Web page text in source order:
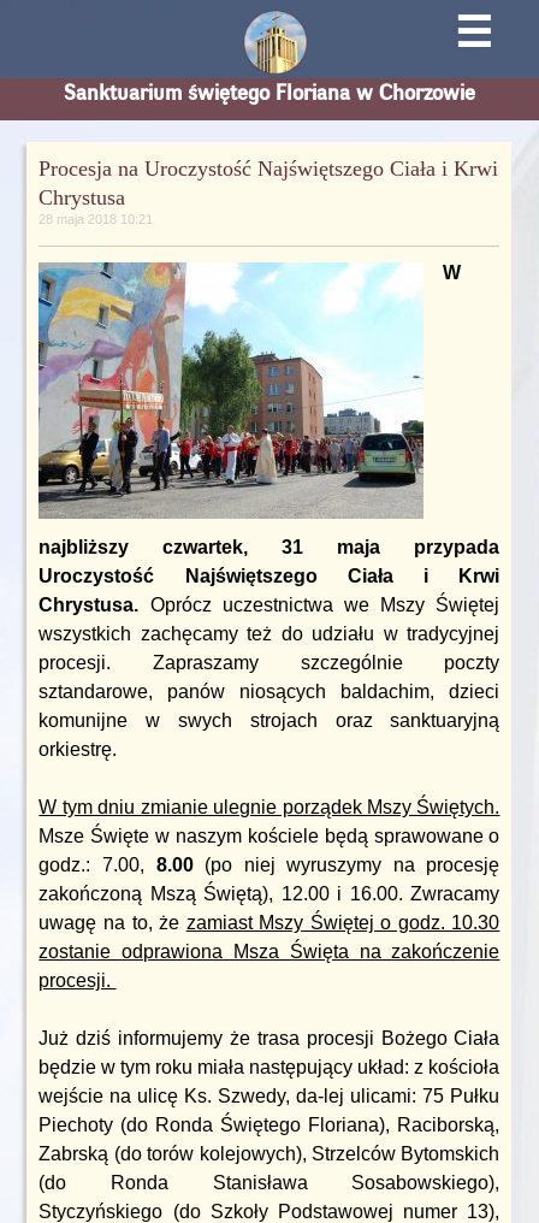
☰
Sanktuarium świętego Floriana w Chorzowie
Procesja na Uroczystość Najświętszego Ciała i Krwi
Chrystusa
28 maja 2018 10:21
W
najbliższy czwartek, 31 maja przypada
Uroczystość Najświętszego Ciała i Krwi
Chrystusa. Oprócz uczestnictwa we Mszy Świętej
wszystkich zachęcamy też do udziału w tradycyjnej
procesji. Zapraszamy szczególnie poczty
sztandarowe, panów niosących baldachim, dzieci
komunijne w swych strojach oraz sanktuaryjną
orkiestrę.
W tym dniu zmianie ulegnie porządek Mszy Świętych.
Msze Święte w naszym kościele będą sprawowane o
godz.: 7.00, 8.00(po niej wyruszymy na procesję
zakończoną Mszą Świętą), 12.00 i 16.00. Zwracamy
uwagę na to, że zamiast Mszy Świętej o godz. 10.30
zostanie odprawiona Msza Święta na zakończenie
procesji.
Już dziś informujemy że trasa procesji Bożego Ciała
będzie w tym roku miała następujący układ: z kościoła
wejście na ulicę Ks. Szwedy, da-lej ulicami: 75 Pułku
Piechoty (do Ronda Świętego Floriana), Raciborską,
Zabrską (do torów kolejowych), Strzelców Bytomskich
(do Ronda Stanisława Sosabowskiego),
Styczyńskiego (do Szkoły Podstawowej numer 13),